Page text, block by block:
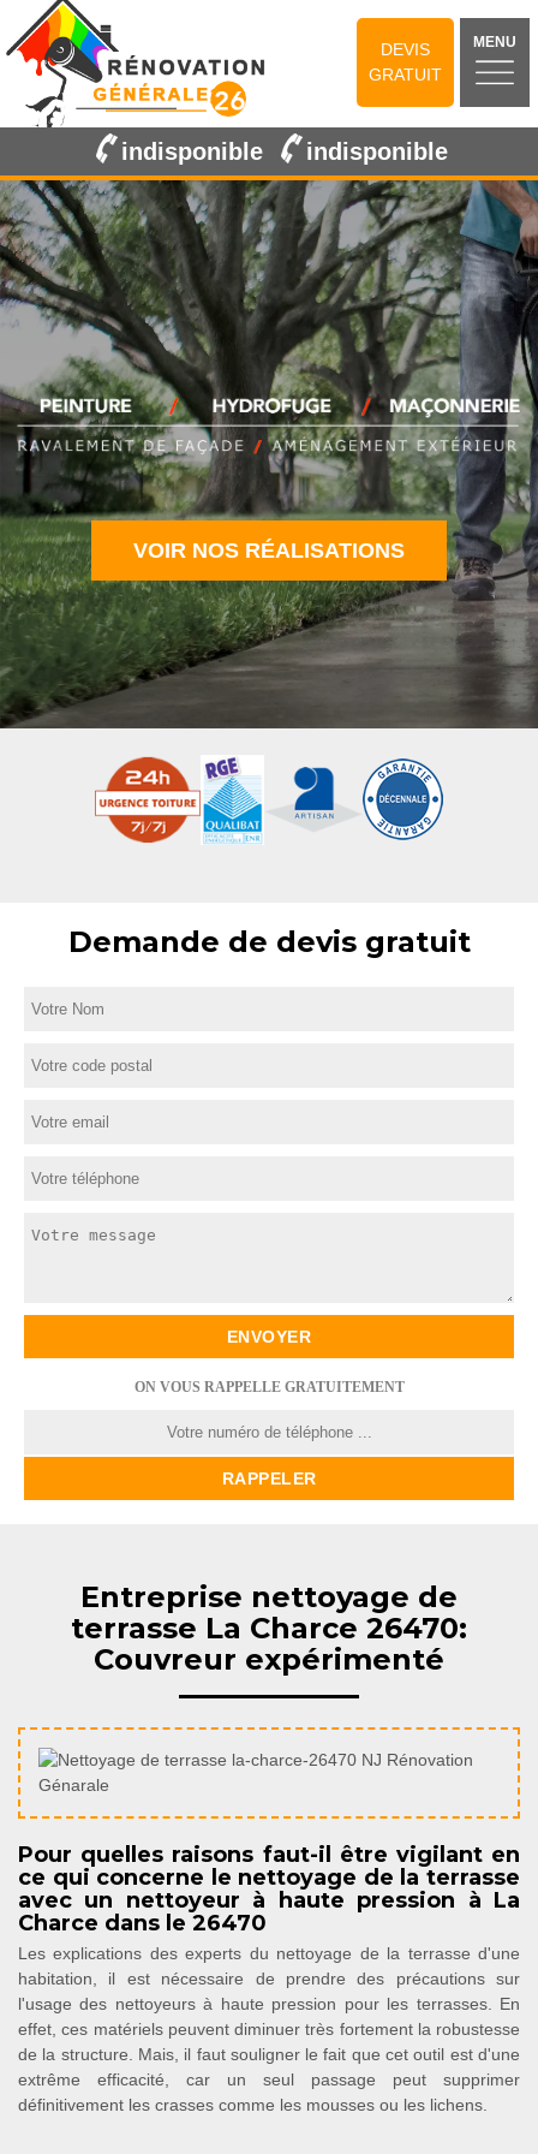
DEVIS
GRATUIT
MENU
indisponible indisponible
VOIR NOS RÉALISATIONS
Demande de devis gratuit
ON VOUS RAPPELLE GRATUITEMENT
Entreprise nettoyage de
terrasse La Charce 26470:
Couvreur expérimenté
Pour quelles raisons faut-il être vigilant en
ce qui concerne le nettoyage de la terrasse
avec un nettoyeur à haute pression à La
Charce dans le 26470
Les explications des experts du nettoyage de la terrasse d'une
habitation, il est nécessaire de prendre des précautions sur
l'usage des nettoyeurs à haute pression pour les terrasses. En
effet, ces matériels peuvent diminuer très fortement la robustesse
de la structure. Mais, il faut souligner le fait que cet outil est d'une
extrême efficacité, car un seul passage peut supprimer
définitivement les crasses comme les mousses ou les lichens.